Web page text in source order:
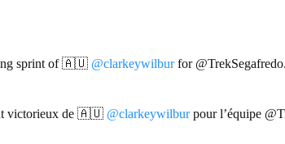
sprint of 🇦🇺 @clarkeywilburfor
victorieux de 🇦🇺 @clarkeywilburpour l’équipe